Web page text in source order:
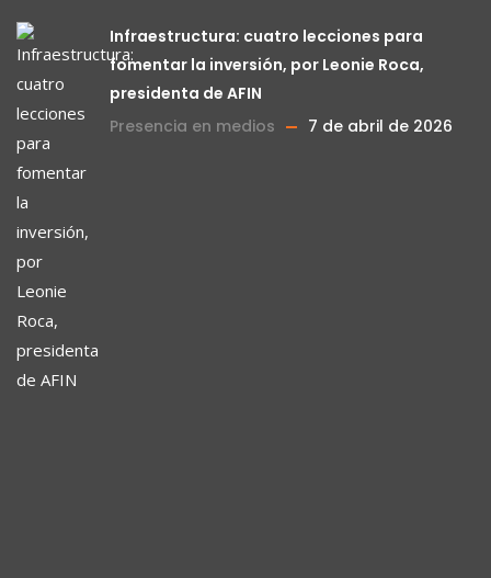
Infraestructura: cuatro lecciones para
fomentar la inversión, por Leonie Roca,
presidenta de AFIN
Presencia en medios
7 de abril de 2026